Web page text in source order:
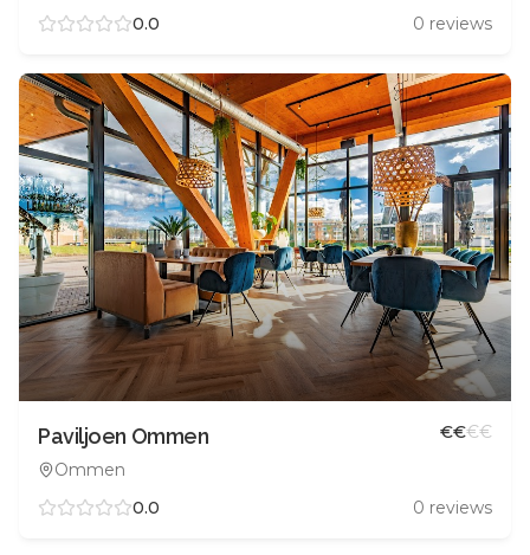
0.0
0 reviews
Paviljoen Ommen
Ommen
€€€€
0.0 0 reviews